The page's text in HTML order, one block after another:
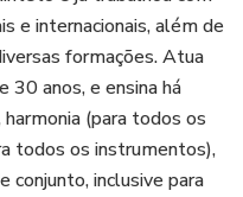
o potencial criativo
Junte-se a nós e
e internacionais, além de
formações. Atua
30 anos, e ensina há
(para todos os
todos os instrumentos),
conjunto, inclusive para